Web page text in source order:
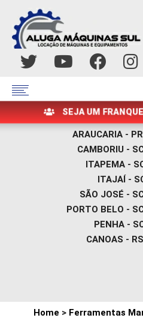
SEJA UM
ARAUCARIA -
CAMBORIU -
ITAPEMA -
ITAJAÍ -
SÃO JOSÉ -
PORTO BELO -
PENHA -
CANOAS -
Home > Ferramentas